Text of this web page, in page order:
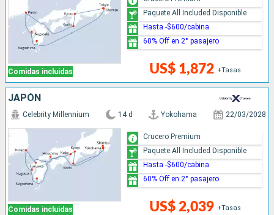
Comidas incluidas US$ 1,872 +Tasas
Paquete All Included Disponible
Hasta -$600/cabina
60% Off en 2° pasajero
JAPÓN
Comidas incluidas
Celebrity Millennium 14 d Yokohama 22/03/2028
US$ 2,039 +Tasas
Crucero Premium
Paquete All Included Disponible
Hasta -$600/cabina
60% Off en 2° pasajero